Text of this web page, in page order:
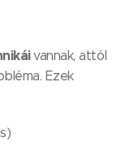
áivannak, attól
Ezek